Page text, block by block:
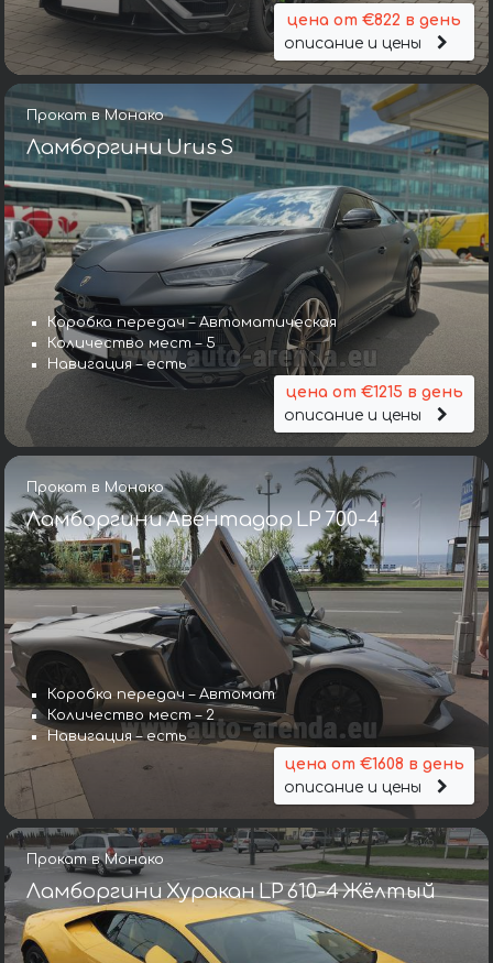
цена от €822 в день
описание и цены
Прокат в Монако
Ламборгини Urus S
Коробка передач – Автоматическая
Количество мест – 5
Навигация – есть
цена от €1215 в день
описание и цены
Прокат в Монако
Ламборгини Авентадор LP 700-4
Коробка передач – Автомат
Количество мест – 2
Навигация – есть
цена от €1608 в день
описание и цены
Прокат в Монако
Ламборгини Хуракан LP 610-4 Жёлтый